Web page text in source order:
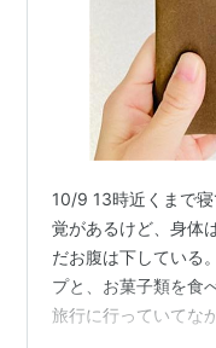
10/9 13時近くまで
覚があるけど、身体
だお腹は下している
プと、お菓子類を食
旅行に行っていてな